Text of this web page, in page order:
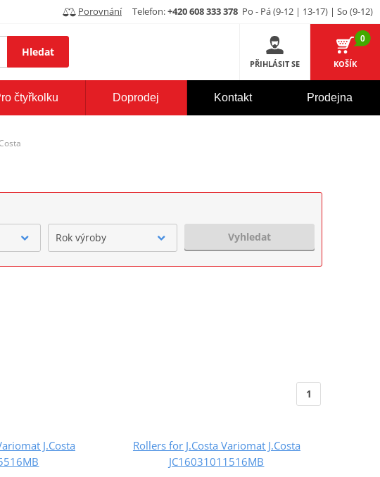
Porovnání Telefon:+420 608 333 378 Po - Pá (9-12 | 13-17) | So (9-12)
Hledat
PŘIHLÁSIT SE
0
KOŠÍK
čtyřkolku Doprodej Kontakt Prodejna
Rok výroby Vyhledat
1
J.Costa
Rollers for J.Costa Variomat J.Costa
JC16031011516MB